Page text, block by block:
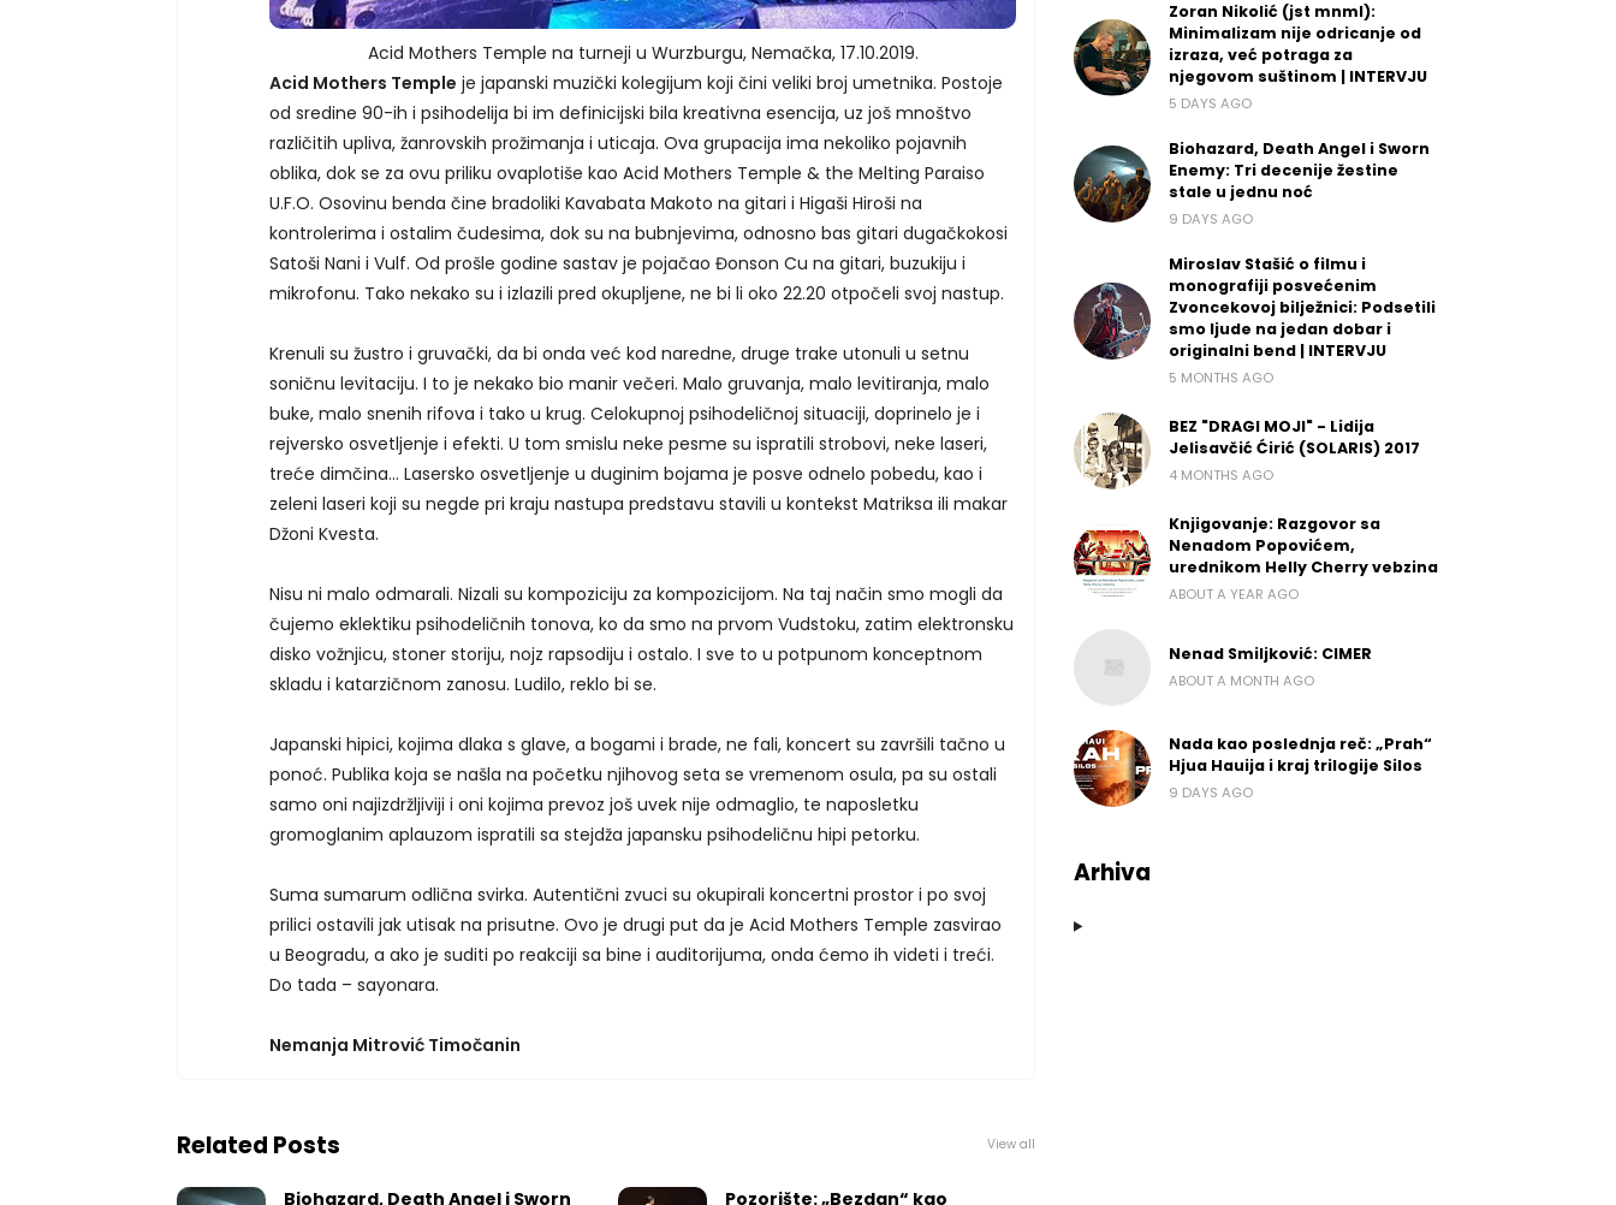
Acid Mothers Temple na turneji u Wurzburgu, Nemačka, 17.10.2019.
Acid Mothers Temple je japanski muzički kolegijum koji čini veliki broj umetnika. Postoje
od sredine 90-ih i psihodelija bi im definicijski bila kreativna esencija, uz još mnoštvo
različitih upliva, žanrovskih prožimanja i uticaja. Ova grupacija ima nekoliko pojavnih
oblika, dok se za ovu priliku ovaplotiše kao Acid Mothers Temple & the Melting Paraiso
U.F.O. Osovinu benda čine bradoliki Kavabata Makoto na gitari i Higaši Hiroši na
kontrolerima i ostalim čudesima, dok su na bubnjevima, odnosno bas gitari dugačkokosi
Satoši Nani i Vulf. Od prošle godine sastav je pojačao Đonson Cu na gitari, buzukiju i
mikrofonu. Tako nekako su i izlazili pred okupljene, ne bi li oko 22.20 otpočeli svoj nastup.
Krenuli su žustro i gruvački, da bi onda već kod naredne, druge trake utonuli u setnu
soničnu levitaciju. I to je nekako bio manir večeri. Malo gruvanja, malo levitiranja, malo
buke, malo snenih rifova i tako u krug. Celokupnoj psihodeličnoj situaciji, doprinelo je i
rejversko osvetljenje i efekti. U tom smislu neke pesme su ispratili strobovi, neke laseri,
treće dimčina... Lasersko osvetljenje u duginim bojama je posve odnelo pobedu, kao i
zeleni laseri koji su negde pri kraju nastupa predstavu stavili u kontekst Matriksa ili makar
Džoni Kvesta.
Nisu ni malo odmarali. Nizali su kompoziciju za kompozicijom. Na taj način smo mogli da
čujemo eklektiku psihodeličnih tonova, ko da smo na prvom Vudstoku, zatim elektronsku
disko vožnjicu, stoner storiju, nojz rapsodiju i ostalo. I sve to u potpunom konceptnom
skladu i katarzičnom zanosu. Ludilo, reklo bi se.
Japanski hipici, kojima dlaka s glave, a bogami i brade, ne fali, koncert su završili tačno u
ponoć. Publika koja se našla na početku njihovog seta se vremenom osula, pa su ostali
samo oni najizdržljiviji i oni kojima prevoz još uvek nije odmaglio, te naposletku
gromoglanim aplauzom ispratili sa stejdža japansku psihodeličnu hipi petorku.
Suma sumarum odlična svirka. Autentični zvuci su okupirali koncertni prostor i po svoj
prilici ostavili jak utisak na prisutne. Ovo je drugi put da je Acid Mothers Temple zasvirao
u Beogradu, a ako je suditi po reakciji sa bine i auditorijuma, onda ćemo ih videti i treći.
Do tada – sayonara.
Nemanja Mitrović Timočanin
Related Posts View all
Biohazard, Death Angel i Sworn Pozorište: „Bezdan“ kao
Zoran Nikolić (jst mnml):
Minimalizam nije odricanje od
izraza, već potraga za
njegovom suštinom | INTERVJU
5 DAYS AGO
Biohazard, Death Angel i Sworn
Enemy: Tri decenije žestine
stale u jednu noć
9 DAYS AGO
Miroslav Stašić o filmu i
monografiji posvećenim
Zvoncekovoj bilježnici: Podsetili
smo ljude na jedan dobar i
originalni bend | INTERVJU
5 MONTHS AGO
BEZ "DRAGI MOJI" - Lidija
Jelisavčić Ćirić (SOLARIS) 2017
4 MONTHS AGO
Knjigovanje: Razgovor sa
Nenadom Popovićem,
urednikom Helly Cherry vebzina
ABOUT A YEAR AGO
Nenad Smiljković: CIMER
ABOUT A MONTH AGO
Nada kao poslednja reč: „Prah“
Hjua Hauija i kraj trilogije Silos
9 DAYS AGO
Arhiva